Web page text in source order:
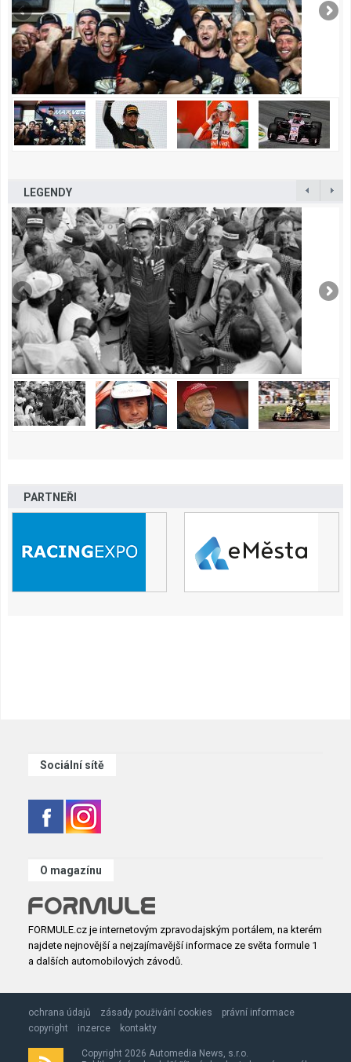
LEGENDY
PARTNEŘI
Sociální sítě
O magazínu
FORMULE.cz je internetovým zpravodajským portálem, na kterém
najdete nejnovější a nejzajímavější informace ze světa formule 1
a dalších automobilových závodů.
ochrana údajů zásady použivání cookies
právní informace
copyright
inzerce kontakty
Copyright 2026 Automedia News, s.r.o.